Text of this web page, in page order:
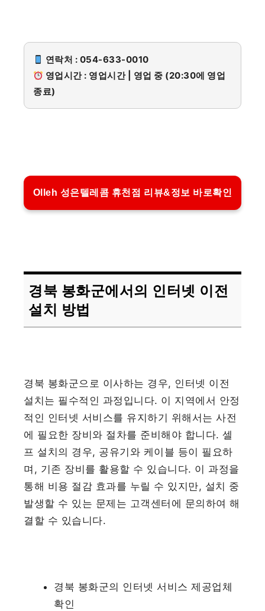
연락처 : 054-633-0010
영업시간 : 영업시간 | 영업 중 (20:30에 영업
종료)
Olleh 성은텔레콤 휴천점 리뷰&정보 바로확인
경북 봉화군에서의 인터넷 이전
설치 방법
경북 봉화군으로 이사하는 경우, 인터넷 이전
설치는 필수적인 과정입니다. 이 지역에서 안정
적인 인터넷 서비스를 유지하기 위해서는 사전
에 필요한 장비와 절차를 준비해야 합니다. 셀
프 설치의 경우, 공유기와 케이블 등이 필요하
며, 기존 장비를 활용할 수 있습니다. 이 과정을
통해 비용 절감 효과를 누릴 수 있지만, 설치 중
발생할 수 있는 문제는 고객센터에 문의하여 해
결할 수 있습니다.
경북 봉화군의 인터넷 서비스 제공업체
확인